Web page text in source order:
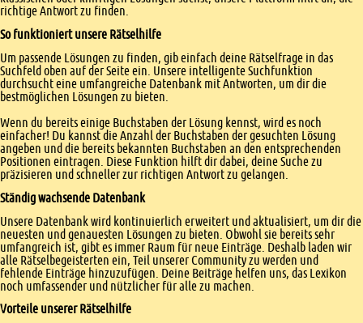
richtige Antwort zu finden.
So funktioniert unsere Rätselhilfe
Um passende Lösungen zu finden, gib einfach deine Rätselfrage in das
Suchfeld oben auf der Seite ein. Unsere intelligente Suchfunktion
durchsucht eine umfangreiche Datenbank mit Antworten, um dir die
bestmöglichen Lösungen zu bieten.
Wenn du bereits einige Buchstaben der Lösung kennst, wird es noch
einfacher! Du kannst die Anzahl der Buchstaben der gesuchten Lösung
angeben und die bereits bekannten Buchstaben an den entsprechenden
Positionen eintragen. Diese Funktion hilft dir dabei, deine Suche zu
präzisieren und schneller zur richtigen Antwort zu gelangen.
Ständig wachsende Datenbank
Unsere Datenbank wird kontinuierlich erweitert und aktualisiert, um dir die
neuesten und genauesten Lösungen zu bieten. Obwohl sie bereits sehr
umfangreich ist, gibt es immer Raum für neue Einträge. Deshalb laden wir
alle Rätselbegeisterten ein, Teil unserer Community zu werden und
fehlende Einträge hinzuzufügen. Deine Beiträge helfen uns, das Lexikon
noch umfassender und nützlicher für alle zu machen.
Vorteile unserer Rätselhilfe